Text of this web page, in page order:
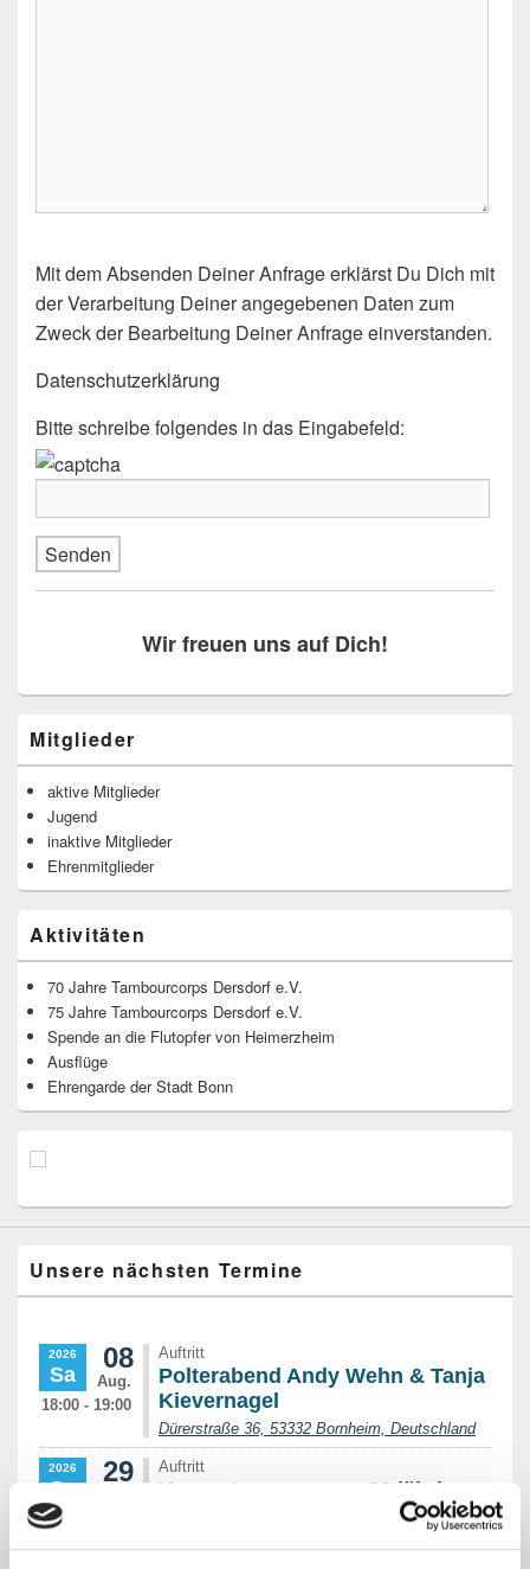
i
t
t
e
a
s
e
d
i
s
F
e
r
.
Mit dem Absenden Deiner Anfrage erklärst Du Dich mit
der Verarbeitung Deiner angegebenen Daten zum
Zweck der Bearbeitung Deiner Anfrage einverstanden.
Datenschutzerklärung
Bitte schreibe folgendes in das Eingabefeld:
Wir freuen uns auf Dich!
Seitenleisten
Widget-
Bereich
Mitglieder
aktive Mitglieder
Jugend
inaktive Mitglieder
Ehrenmitglieder
Aktivitäten
70 Jahre Tambourcorps Dersdorf e.V.
75 Jahre Tambourcorps Dersdorf e.V.
Spende an die Flutopfer von Heimerzheim
Ausflüge
Ehrengarde der Stadt Bonn
Unsere nächsten Termine